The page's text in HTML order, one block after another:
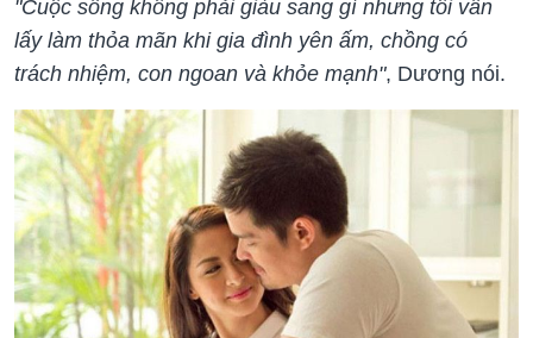
"Cuộc sống không phải giàu sang gì nhưng tôi vẫn
lấy làm thỏa mãn khi gia đình yên ấm, chồng có
trách nhiệm, con ngoan và khỏe mạnh", Dương nói.